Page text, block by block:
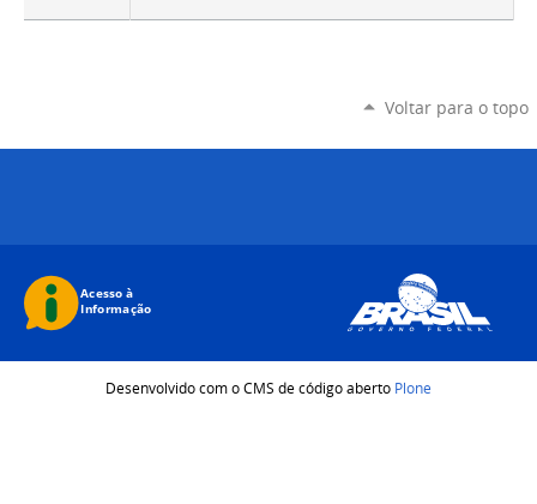
Voltar para o topo
Desenvolvido com o CMS de código aberto Plone